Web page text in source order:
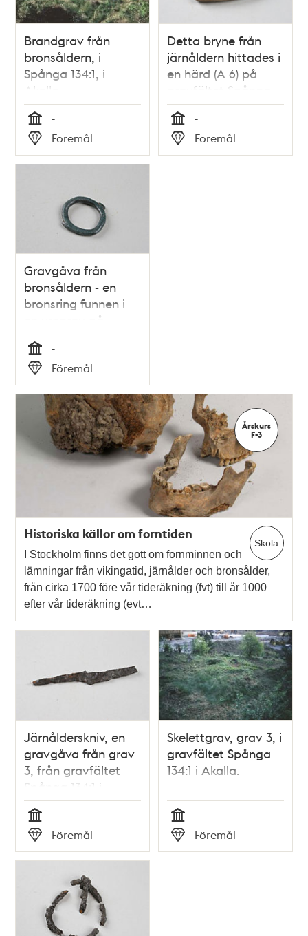
Brandgrav från
bronsåldern, i
Spånga 134:1, i
Akalla.
Tid
-
Typ
Föremål
Detta bryne från
järnåldern hittades i
en härd (A 6) på
gravfältet Spånga
134:1 i Akalla.
Tid
-
Typ
Föremål
Gravgåva från
bronsåldern - en
bronsring funnen i
en urngrav på
gravfältet Spånga
134:1 i Akalla.
Tid
-
Typ
Föremål
Årskurs
F-3
Skola
Historiska källor om forntiden
I Stockholm finns det gott om fornminnen och
lämningar från vikingatid, järnålder och bronsålder,
från cirka 1700 före vår tideräkning (fvt) till år 1000
efter vår tideräkning (evt…
Järnålderskniv, en
gravgåva från grav
3, från gravfältet
Spånga 134:1 i
Akalla.
Tid
-
Typ
Föremål
Skelettgrav, grav 3, i
gravfältet Spånga
134:1 i Akalla.
Tid
-
Typ
Föremål